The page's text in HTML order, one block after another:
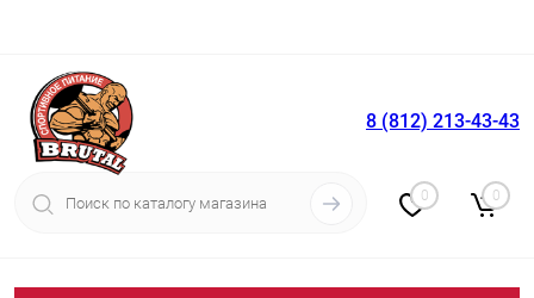
Вход Регистрация
8 (812) 213-43-43
0 0